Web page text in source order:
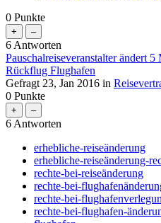
0 Punkte
6 Antworten
Pauschalreiseveranstalter ändert
Rückflug Flughafen
Gefragt 23, Jan 2016 in
0 Punkte
6 Antworten
erhebliche-reiseänderung
erhebliche-reiseänderung-
rechte-bei-reiseänderung
rechte-bei-
rechte-bei-
rechte-bei-flughafen-